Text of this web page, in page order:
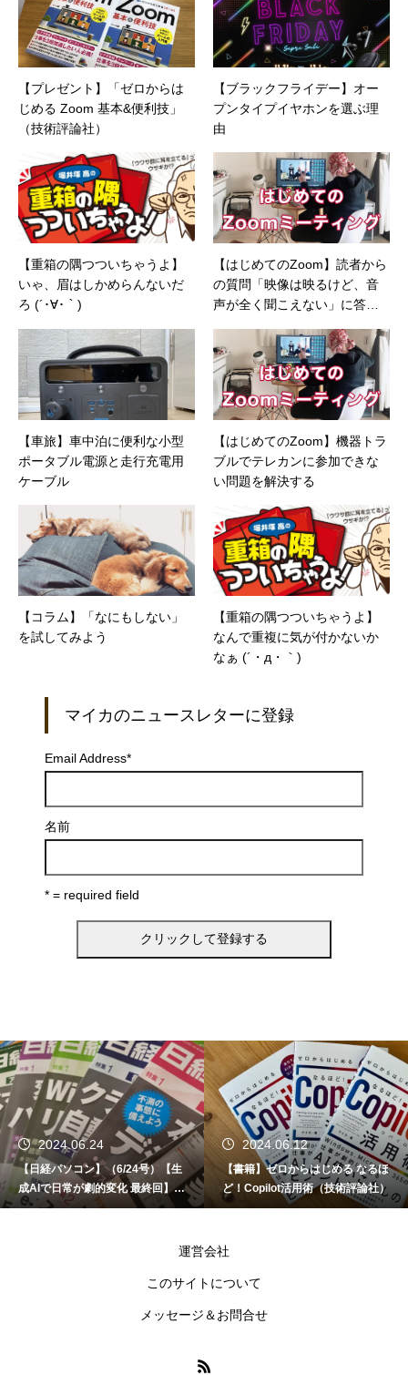
【プレゼント】「ゼロからは
じめる Zoom 基本&便利技」
（技術評論社）
【ブラックフライデー】オー
プンタイプイヤホンを選ぶ理
由
【重箱の隅つついちゃうよ】
いゃ、眉はしかめらんないだ
ろ (´･∀･｀)
【はじめてのZoom】読者から
の質問「映像は映るけど、音
声が全く聞こえない」に答え
【車旅】車中泊に便利な小型
ポータブル電源と走行充電用
ケーブル
【はじめてのZoom】機器トラ
ブルでテレカンに参加できな
い問題を解決する
【コラム】「なにもしない」
を試してみよう
【重箱の隅つついちゃうよ】
なんで重複に気が付かないか
なぁ (´・д・｀)
マイカのニュースレターに登録
Email Address*
名前
* = required field
2024.06.24
【日経パソコン】（6/24号）【生
成AIで日常が劇的変化 最終回】 A
I時代のアプリケーション／サービ
2024.06.12
【書籍】ゼロからはじめる なるほ
ど！Copilot活用術（技術評論社）
運営会社
このサイトについて
メッセージ＆お問合せ